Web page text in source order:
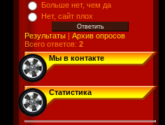
Больше нет, чем да
Нет, сайт плох
Результаты | Архив опросов
Всего ответов: 2
Мы в контакте
Статистика